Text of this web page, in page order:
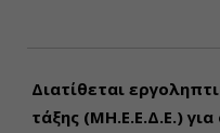
Διατίθεται
τάξης (ΜΗ.Ε.Ε.Δ.Ε.)